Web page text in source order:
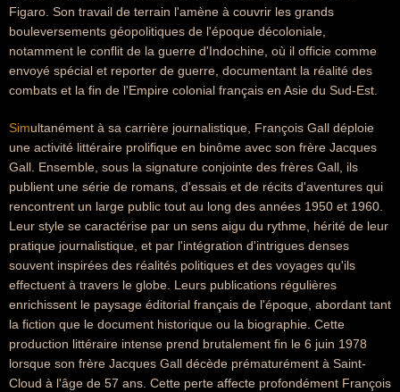
Figaro. Son travail de terrain l'amène à couvrir les grands
bouleversements géopolitiques de l'époque décoloniale,
notamment le conflit de la guerre d'Indochine, où il officie comme
envoyé spécial et reporter de guerre, documentant la réalité des
combats et la fin de l'Empire colonial français en Asie du Sud-Est.
Simultanément à sa carrière journalistique, François Gall déploie
une activité littéraire prolifique en binôme avec son frère Jacques
Gall. Ensemble, sous la signature conjointe des frères Gall, ils
publient une série de romans, d'essais et de récits d'aventures qui
rencontrent un large public tout au long des années 1950 et 1960.
Leur style se caractérise par un sens aigu du rythme, hérité de leur
pratique journalistique, et par l'intégration d'intrigues denses
souvent inspirées des réalités politiques et des voyages qu'ils
effectuent à travers le globe. Leurs publications régulières
enrichissent le paysage éditorial français de l'époque, abordant tant
la fiction que le document historique ou la biographie. Cette
production littéraire intense prend brutalement fin le 6 juin 1978
lorsque son frère Jacques Gall décède prématurément à Saint-
Cloud à l'âge de 57 ans. Cette perte affecte profondément François